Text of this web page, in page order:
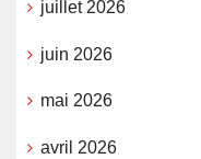
juillet 2026
juin 2026
mai 2026
avril 2026